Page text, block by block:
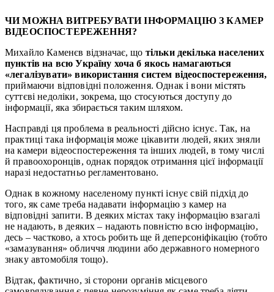
ЧИ МОЖНА ВИТРЕБУВАТИ ІНФОРМАЦІЮ З КАМЕР
ВІДЕОСПОСТЕРЕЖЕННЯ?
Михайло Каменєв відзначає, що тільки декілька населених
пунктів на всю Україну хоча б якось намагаються
«легалізувати» використання систем відеоспостереження,
приймаючи відповідні положення. Однак і вони містять
суттєві недоліки, зокрема, що стосуються доступу до
інформації, яка збирається таким шляхом.
Насправді ця проблема в реальності дійсно існує. Так, на
практиці така інформація може цікавити людей, яких зняли
на камери відеоспостереження та інших людей, в тому числі
й правоохоронців, однак порядок отримання цієї інформації
наразі недостатньо регламентовано.
Однак в кожному населеному пункті існує свій підхід до
того, як саме треба надавати інформацію з камер на
відповідні запити. В деяких містах таку інформацію взагалі
не надають, в деяких – надають повністю всю інформацію,
десь – частково, а хтось робить ще й деперсоніфікацію (тобто
«замазування» обличчя людини або державного номерного
знаку автомобіля тощо).
Відтак, фактично, зі сторони органів місцевого